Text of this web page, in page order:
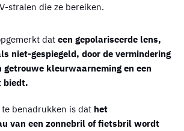
stralen die ze bereiken.
dat een gepolariseerde lens,
niet-gespiegeld, door de vermindering
getrouwe kleurwaarneming en een
biedt.
benadrukken is dat het
van een zonnebril of fietsbril wordt